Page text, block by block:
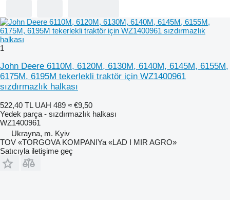
1
John Deere 6110M, 6120M, 6130M, 6140M, 6145M, 6155M,
6175M, 6195M tekerlekli traktör için WZ1400961
sızdırmazlık halkası
522,40 TL UAH 489 ≈ €9,50
Yedek parça - sızdırmazlık halkası
WZ1400961
Ukrayna, m. Kyiv
TOV «TORGOVA KOMPANIYa «LAD I MIR AGRO»
Satıcıyla iletişime geç